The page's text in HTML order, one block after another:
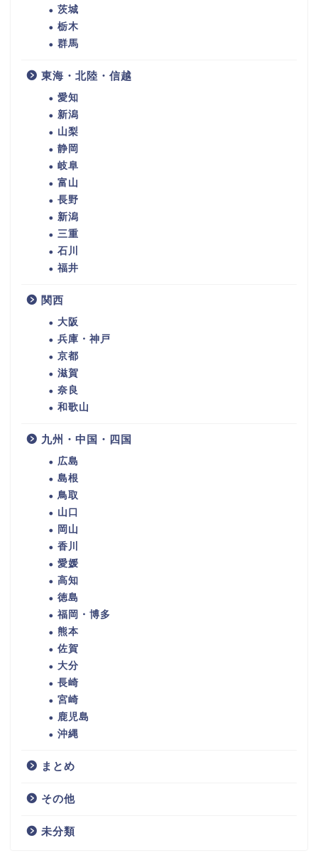
茨城
栃木
群馬
東海・北陸・信越
愛知
新潟
山梨
静岡
岐阜
富山
長野
新潟
三重
石川
福井
関西
大阪
兵庫・神戸
京都
滋賀
奈良
和歌山
九州・中国・四国
広島
島根
鳥取
山口
岡山
香川
愛媛
高知
徳島
福岡・博多
熊本
佐賀
大分
長崎
宮崎
鹿児島
沖縄
まとめ
その他
未分類